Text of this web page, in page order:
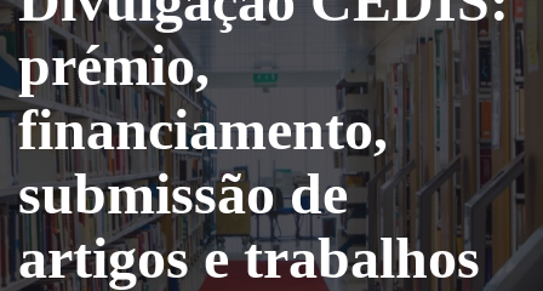
prémio,
financiamento,
submissão de
artigos e trabalhos